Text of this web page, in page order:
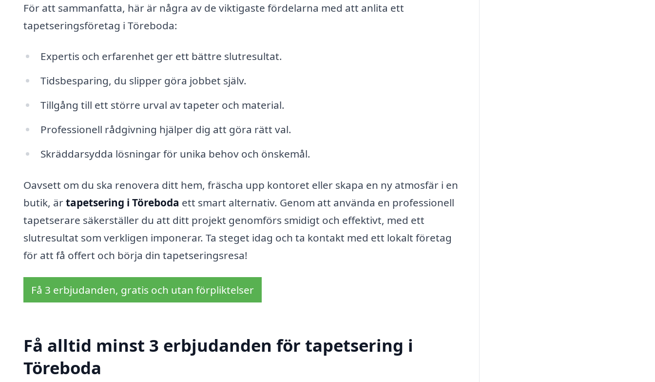
För att sammanfatta, här är några av de viktigaste fördelarna med att anlita ett
tapetseringsföretag i Töreboda:
Expertis och erfarenhet ger ett bättre slutresultat.
Tidsbesparing, du slipper göra jobbet själv.
Tillgång till ett större urval av tapeter och material.
Professionell rådgivning hjälper dig att göra rätt val.
Skräddarsydda lösningar för unika behov och önskemål.
Oavsett om du ska renovera ditt hem, fräscha upp kontoret eller skapa en ny atmosfär i en
butik, ärtapetsering i Töreboda ett smart alternativ. Genom att använda en professionell
tapetserare säkerställer du att ditt projekt genomförs smidigt och effektivt, med ett
slutresultat som verkligen imponerar. Ta steget idag och ta kontakt med ett lokalt företag
för att få offert och börja din tapetseringsresa!
Få 3 erbjudanden, gratis och utan förpliktelser
Få alltid minst 3 erbjudanden för tapetsering i
Töreboda